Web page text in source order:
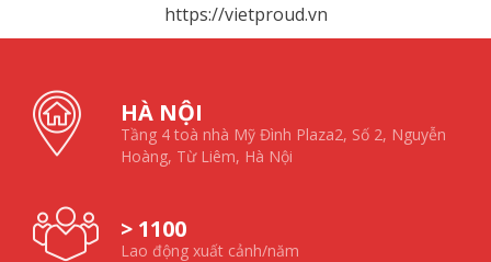
https://vietproud.vn
HÀ NỘI
Tầng 4 toà nhà Mỹ Đình Plaza2, Số 2, Nguyễn
Hoàng, Từ Liêm, Hà Nội
> 1100
Lao động xuất cảnh/năm